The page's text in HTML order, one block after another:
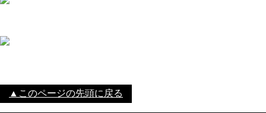
▲このページの先頭に戻る